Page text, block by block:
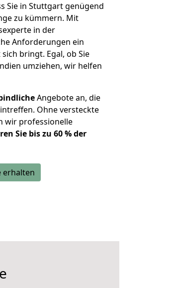
Sie in Stuttgart genügend
zu kümmern. Mit
in der
Anforderungen ein
bringt. Egal, ob Sie
umziehen, wir helfen
Angebote an, die
Ohne versteckte
wir professionelle
Sie bis zu 60 % der
erhalten